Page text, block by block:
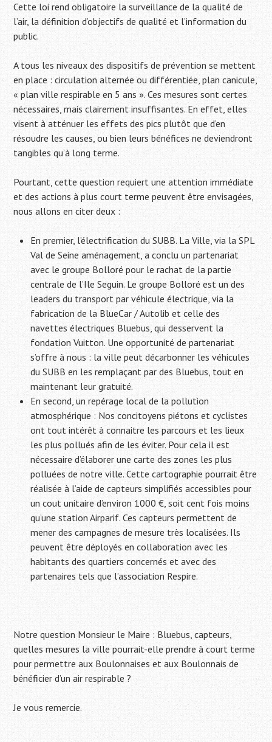
Cette loi rend obligatoire la surveillance de la qualité de
l’air, la définition d’objectifs de qualité et l’information du
public.
A tous les niveaux des dispositifs de prévention se mettent
en place : circulation alternée ou différentiée, plan canicule,
« plan ville respirable en 5 ans ». Ces mesures sont certes
nécessaires, mais clairement insuffisantes. En effet, elles
visent à atténuer les effets des pics plutôt que d’en
résoudre les causes, ou bien leurs bénéfices ne deviendront
tangibles qu’à long terme.
Pourtant, cette question requiert une attention immédiate
et des actions à plus court terme peuvent être envisagées,
nous allons en citer deux :
En premier, l’électrification du SUBB. La Ville, via la SPL
Val de Seine aménagement, a conclu un partenariat
avec le groupe Bolloré pour le rachat de la partie
centrale de l’Ile Seguin. Le groupe Bolloré est un des
leaders du transport par véhicule électrique, via la
fabrication de la BlueCar / Autolib et celle des
navettes électriques Bluebus, qui desservent la
fondation Vuitton. Une opportunité de partenariat
s’offre à nous : la ville peut décarbonner les véhicules
du SUBB en les remplaçant par des Bluebus, tout en
maintenant leur gratuité.
En second, un repérage local de la pollution
atmosphérique : Nos concitoyens piétons et cyclistes
ont tout intérêt à connaitre les parcours et les lieux
les plus pollués afin de les éviter. Pour cela il est
nécessaire d’élaborer une carte des zones les plus
polluées de notre ville. Cette cartographie pourrait être
réalisée à l’aide de capteurs simplifiés accessibles pour
un cout unitaire d’environ 1000 €, soit cent fois moins
qu’une station Airparif. Ces capteurs permettent de
mener des campagnes de mesure très localisées. Ils
peuvent être déployés en collaboration avec les
habitants des quartiers concernés et avec des
partenaires tels que l’association Respire.
Notre question Monsieur le Maire : Bluebus, capteurs,
quelles mesures la ville pourrait-elle prendre à court terme
pour permettre aux Boulonnaises et aux Boulonnais de
bénéficier d’un air respirable ?
Je vous remercie.